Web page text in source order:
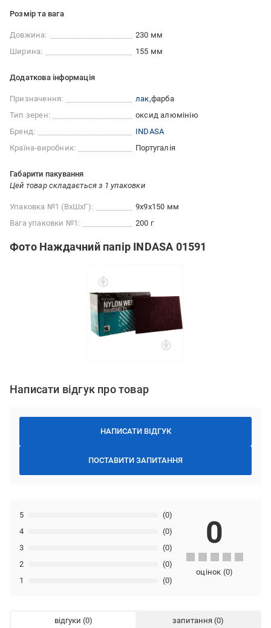
Розмір та вага
Довжина:
230 мм
Ширина:
155 мм
Додаткова інформація
Призначення: лак фарба
Тип зерен:
оксид алюмінію
Бренд:
INDASA
Країна-виробник:
Португалія
Габарити пакування
Цей товар складається з 1 упаковки
Упаковка №1 (ВхШхГ):
9x9x150 мм
Вага упаковки №1:
200 г
Фото Наждачний папір INDASA 01591
Написати відгук про товар
НАПИСАТИ ВІДГУК
ПОСТАВИТИ ЗАПИТАННЯ
1 (0)
2 (0)
3 (0)
4 (0)
5 (0)
0
оцінок (0)
відгуки запитання